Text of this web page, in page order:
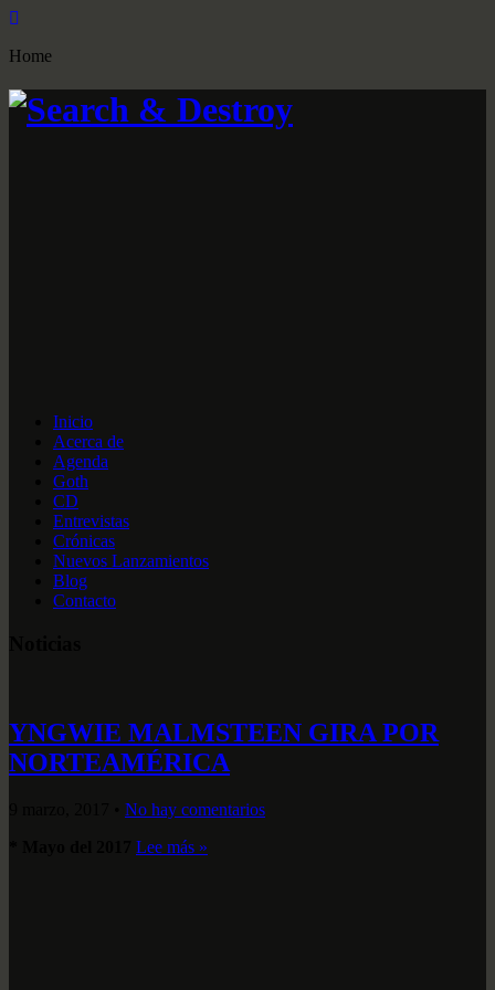
Home
Inicio
Acerca de
Agenda
Goth
CD
Entrevistas
Crónicas
Nuevos Lanzamientos
Blog
Contacto
YNGWIE MALMSTEEN GIRA POR
NORTEAMÉRICA
No hay comentarios
Lee más »